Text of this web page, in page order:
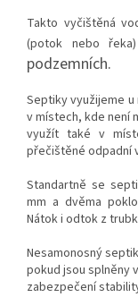
Takto vyčištěná
(potok nebo
podzemních.
Septiky využijeme
v místech, kde není
využít také v
přečištěné odpadní
Standartně se
mm a dvěma
Nátok i odtok z
Nesamonosný
pokud jsou splněny
zabezpečení